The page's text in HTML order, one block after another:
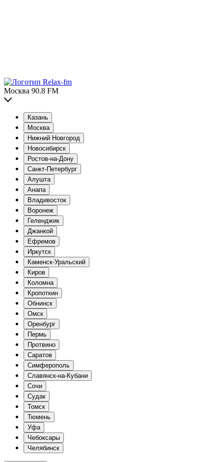
Москва 90.8 FM
Казань
Москва
Нижний Новгород
Новосибирск
Ростов-на-Дону
Санкт-Петербург
Алушта
Анапа
Владивосток
Воронеж
Геленджик
Джанкой
Ефремов
Иркутск
Каменск-Уральский
Киров
Коломна
Кропоткин
Обнинск
Омск
Оренбург
Пермь
Протвино
Саратов
Симферополь
Славянск-на-Кубани
Сочи
Судак
Томск
Тюмень
Уфа
Чебоксары
Челябинск